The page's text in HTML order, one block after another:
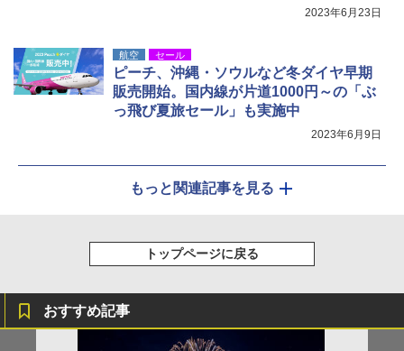
2023年6月23日
航空 セール
ピーチ、沖縄・ソウルなど冬ダイヤ早期
販売開始。国内線が片道1000円～の「ぶ
っ飛び夏旅セール」も実施中
2023年6月9日
もっと関連記事を見る
トップページに戻る
おすすめ記事